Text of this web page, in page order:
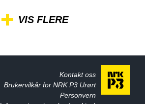
VIS FLERE
Kontakt oss
Brukervilkår for NRK P3 Urørt
Personvern